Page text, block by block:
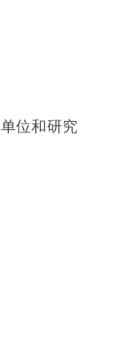
位和研究